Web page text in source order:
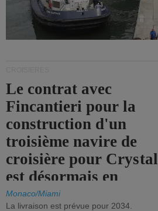
Le contrat avec
Fincantieri pour la
construction d'un
troisième navire de
croisière pour Crystal
est désormais en
vigueur.
Monaco/Miami
La livraison est prévue pour 2034.